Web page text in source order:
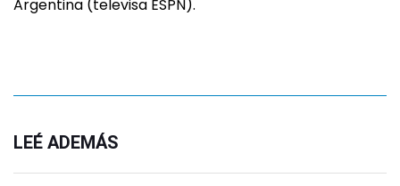
Argentina (televisa ESPN).
LEÉ ADEMÁS